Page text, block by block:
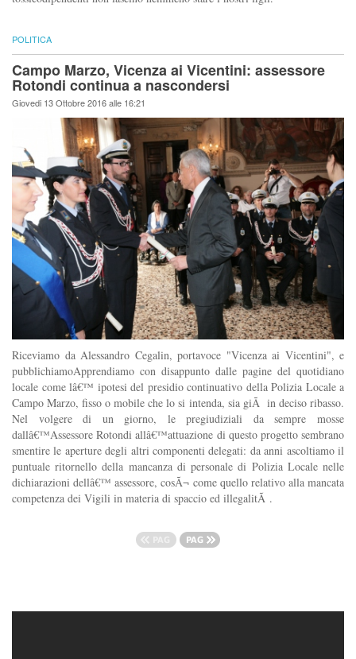
POLITICA
Campo Marzo, Vicenza ai Vicentini: assessore
Rotondi continua a nascondersi
Giovedi 13 Ottobre 2016 alle 16:21
Riceviamo da Alessandro Cegalin, portavoce "Vicenza ai Vicentini", e
pubblichiamoApprendiamo con disappunto dalle pagine del quotidiano
locale come lâ€™ ipotesi del presidio continuativo della Polizia Locale a
Campo Marzo, fisso o mobile che lo si intenda, sia giÃ in deciso ribasso.
Nel volgere di un giorno, le pregiudiziali da sempre mosse
dallâ€™Assessore Rotondi allâ€™attuazione di questo progetto sembrano
smentire le aperture degli altri componenti delegati: da anni ascoltiamo il
puntuale ritornello della mancanza di personale di Polizia Locale nelle
dichiarazioni dellâ€™ assessore, cosÃ¬ come quello relativo alla mancata
competenza dei Vigili in materia di spaccio ed illegalitÃ .